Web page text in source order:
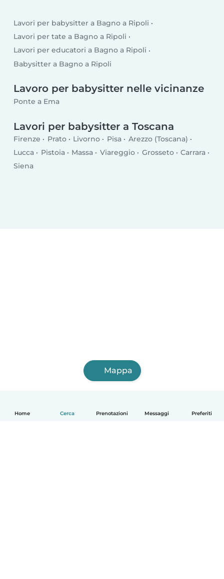
Home Cerca Prenotazioni Messaggi Preferiti
Lavori per babysitter a Bagno a Ripoli
Lavori per tate a Bagno a Ripoli
Lavori per educatori a Bagno a Ripoli
Babysitter a Bagno a Ripoli
Lavoro per babysitter nelle vicinanze
Ponte a Ema
Lavori per babysitter a Toscana
Firenze Prato Livorno Pisa
Arezzo (Toscana)
Lucca
Pistoia Massa Viareggio Grosseto
Carrara
Siena
Mappa